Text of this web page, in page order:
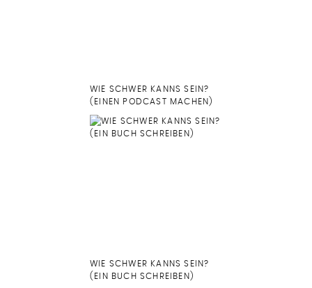
WIE SCHWER KANNS SEIN?
(EINEN PODCAST MACHEN)
WIE SCHWER KANNS SEIN?
(EIN BUCH SCHREIBEN)